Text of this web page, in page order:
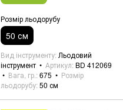
Розмір льодорубу
50 см
Вид інструменту Льодовий
інструмент
Артикул BD 412069
Вага, гр. 675
Розмір
льодорубу 50 см